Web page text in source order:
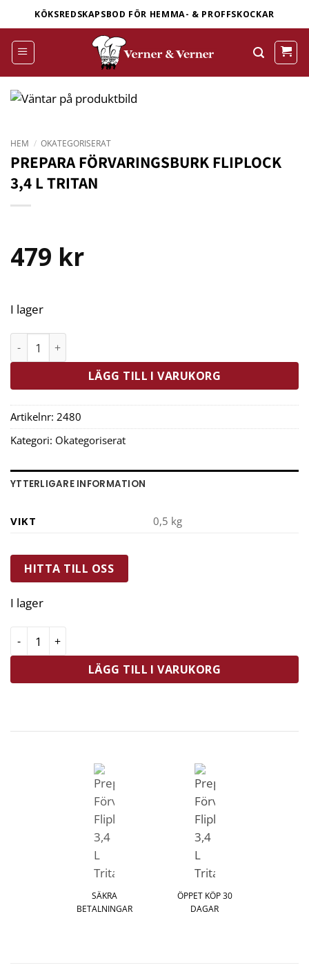
to
content
KÖKSREDSKAPSBOD FÖR HEMMA- & PROFFSKOCKAR
HEM / OKATEGORISERAT
PREPARA FÖRVARINGSBURK FLIPLOCK
3,4 L TRITAN
479 kr
I lager
LÄGG TILL I VARUKORG
Artikelnr: 2480
Kategori: Okategoriserat
YTTERLIGARE INFORMATION
VIKT 0,5 kg
HITTA TILL OSS
I lager
LÄGG TILL I VARUKORG
SÄKRA
BETALNINGAR
ÖPPET KÖP 30
DAGAR